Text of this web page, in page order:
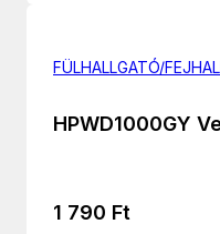
FÜLHALLGATÓ/
HPWD1000GY
1 790 Ft